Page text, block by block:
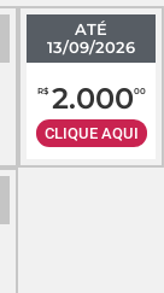
ATÉ
13/09/2026
R$ 2.00000
CLIQUE AQUI